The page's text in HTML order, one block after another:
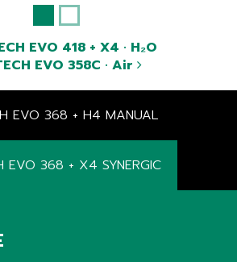
EVO 418 + X4 · H₂O
EVO 358C · Air
EVO 368 + H4 MANUAL
EVO 368 + X4 SYNERGIC